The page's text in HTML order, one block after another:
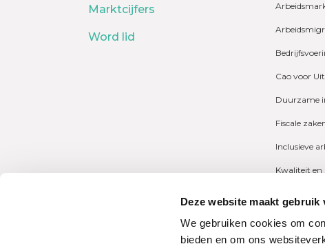
Deze website maakt gebruik
We gebruiken cookies om
bieden en om ons
Marktcijfers
Word lid
Cao voor
Duurzame
Fiscale
Inclusieve
Kwaliteit
Pensioen